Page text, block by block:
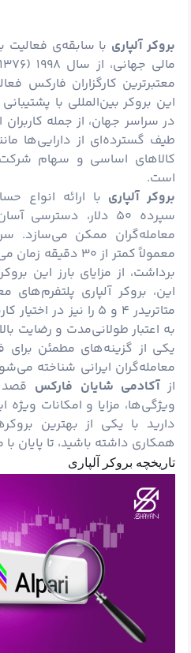
بروکر آلپاری با سابقه‌ی فعالیت
معتبرترین کارگزاران فارکس
در سراسر جهان، از جمله کاربران
طیف گسترده‌ای از دارایی‌ها
کالاهای اساسی و سهام
است.
بروکر آلپاری با ارائه انواع
سپرده ۵۰
دلار، دسترسی آسان
معامله‌گران ممکن می‌سازد.
معمولاً کمتر از ۳۰
برداشت، از مزایای بارز این
این، بروکر آلپاری پلتفرم‌های
متاتریدر ۴ و ۵ را نیز
به اعتبار طولانی‌مدت و رضایت
یکی از گزینه‌های مطمئن برای
معامله‌گران ایرانی شناخته
ازآکادمی شایان فارکس قصد
ویژگی‌ها، مزایا و امکانات ویژه
دارید با یکی از بهترین
همکاری داشته باشید، تا پایان
تاریخچه بروکر آلپاری